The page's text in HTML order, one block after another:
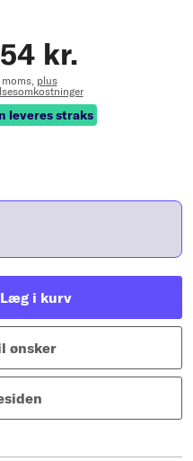
kr.
moms, plus
leveres straks
Læg i kurv
ønsker